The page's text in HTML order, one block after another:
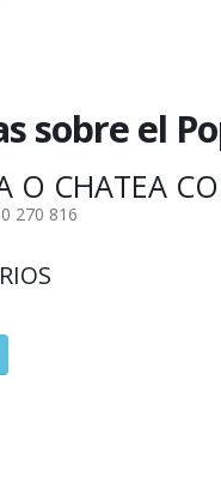
sobre el
O CHATEA
270 816